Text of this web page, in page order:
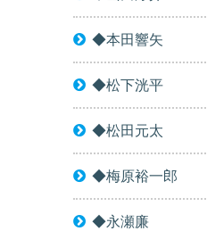
◆本田響矢
◆松下洸平
◆松田元太
◆梅原裕一郎
◆永瀬廉